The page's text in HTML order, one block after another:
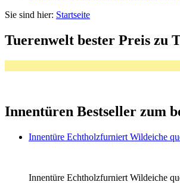
Sie sind hier: Startseite
Tuerenwelt bester Preis zu
Innentüren Bestseller zum
Innentüre Echtholzfurniert Wildeiche
Innentüre Echtholzfurniert Wildeiche